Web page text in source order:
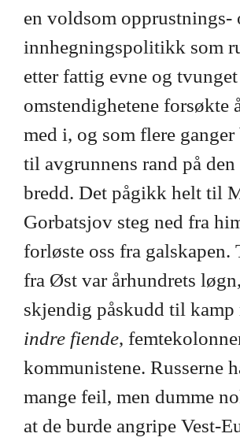
en voldsom opprustnings-
innhegningspolitikk som
etter fattig evne og
omstendighetene forsøkte
med i, og som flere ganger
til avgrunnens rand på den
bredd. Det pågikk helt til
Gorbatsjov steg ned fra
forløste oss fra galskapen.
fra Øst var århundrets
skjendig påskudd til kamp
indre fiende,
kommunistene. Russerne
mange feil, men dumme
at de burde angripe Vest-